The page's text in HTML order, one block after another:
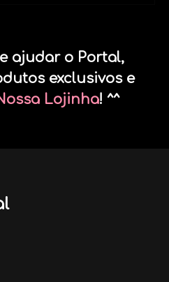
ajudar o Portal,
exclusivos e
Lojinha! ^^